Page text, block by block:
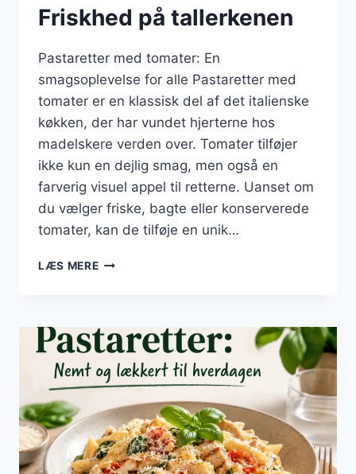
Friskhed på tallerkenen
Pastaretter med tomater: En
smagsoplevelse for alle Pastaretter med
tomater er en klassisk del af det italienske
køkken, der har vundet hjerterne hos
madelskere verden over. Tomater tilføjer
ikke kun en dejlig smag, men også en
farverig visuel appel til retterne. Uanset om
du vælger friske, bagte eller konserverede
tomater, kan de tilføje en unik…
LÆS MEREPASTARETTER
PÅ
TALLERKENEN